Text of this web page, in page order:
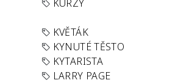
KURZY
KVĚTÁK
KYNUTÉ TĚSTO
KYTARISTA
LARRY PAGE